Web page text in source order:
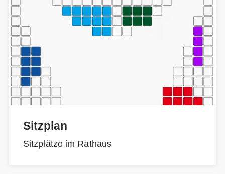
Sitzplan
Sitzplätze im Rathaus